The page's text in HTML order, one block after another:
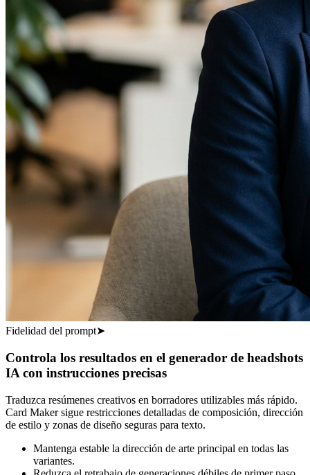
Fidelidad del prompt➤
Controla los resultados en el generador de headshots
IA con instrucciones precisas
Traduzca resúmenes creativos en borradores utilizables más rápido.
Card Maker sigue restricciones detalladas de composición, dirección
de estilo y zonas de diseño seguras para texto.
Mantenga estable la dirección de arte principal en todas las
variantes.